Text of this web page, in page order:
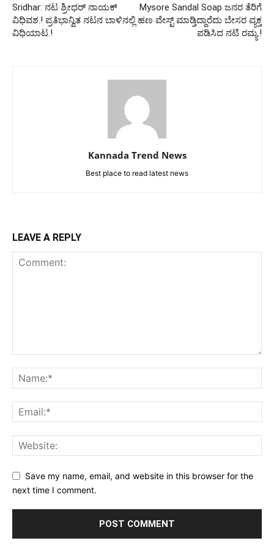
Sridhar: ನಟ ಶ್ರೀಧರ್‌ ನಾಯಕ್‌
ವಿಧಿವಶ.! ಪ್ರತಿಭಾನ್ವಿತ ನಟನ ಬಾಳಿನಲ್ಲಿ
ವಿಧಿಯಾಟ.!
Mysore Sandal Soap ಜನರ ತೆರಿಗೆ
ಹಣ ವೇಸ್ಟ್ ಮಾಡ್ತಿದ್ದಾರೆದು ಬೇಸರ ವ್ಯಕ್ತ
ಪಡಿಸಿದ ನಟಿ ರಮ್ಯ.!
Kannada Trend News
Best place to read latest news
LEAVE A REPLY
Save my name, email, and website in this browser for the
next time I comment.